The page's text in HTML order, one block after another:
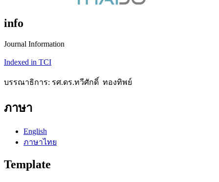
info
Journal Information
Indexed in TCI
บรรณาธิการ: รศ.ดร.ทวีศักดิ์ ทองทิพย์
ภาษา
English
ภาษาไทย
Template